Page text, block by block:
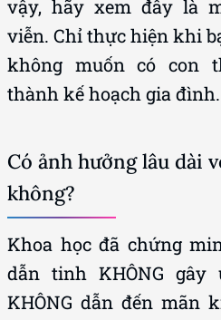
vậy, hãy xem đây là
viễn. Chỉ thực hiện khi
không muốn có con
thành kế hoạch gia đình.
Có ảnh hưởng lâu dài
không?
Khoa học đã chứng
dẫn tinh KHÔNG
KHÔNG dẫn đến mãn